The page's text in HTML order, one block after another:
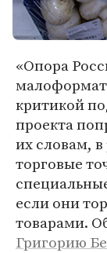
«Опора
критикой
проекта
их словам, в
торговые
если они
товарами.
Григорию